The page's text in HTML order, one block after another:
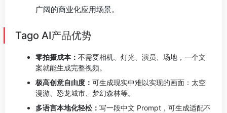
广阔的商业化应用场景。
Tago AI产品优势
零拍摄成本： 不需要相机、灯光、演员、场地，一个文
案就能生成完整视频。
极高创意自由度： 可生成现实中难以实现的画面：太空
漫游、恐龙城市、梦幻森林等。
多语言本地化轻松： 写一段中文 Prompt，可生成适配不